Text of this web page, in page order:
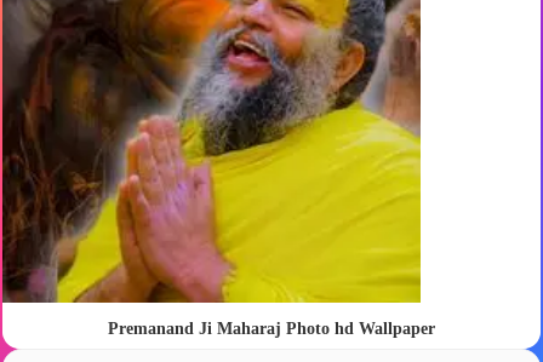
Premanand Ji Maharaj Photo hd Wallpaper